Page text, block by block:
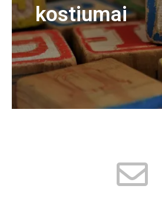
kostiumai